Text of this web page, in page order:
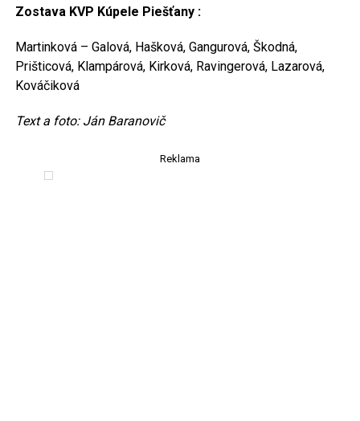
Zostava KVP Kúpele Piešťany :
Martinková – Galová, Hašková, Gangurová, Škodná,
Prišticová, Klampárová, Kirková, Ravingerová, Lazarová,
Kováčiková
Text a foto: Ján Baranovič
Reklama